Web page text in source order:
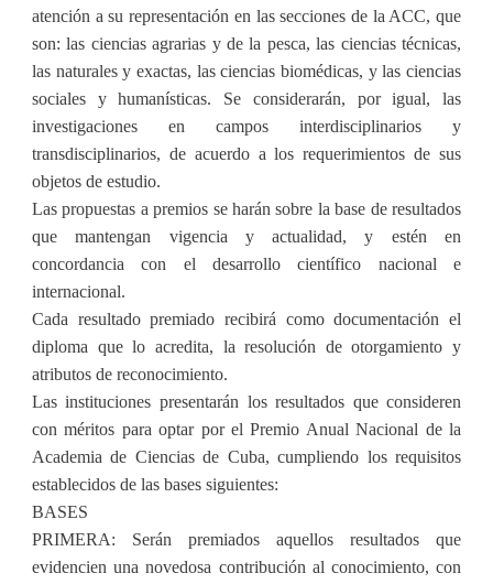
atención a su representación en las secciones de la ACC, que
son: las ciencias agrarias y de la pesca, las ciencias técnicas,
las naturales y exactas, las ciencias biomédicas, y las ciencias
sociales y humanísticas. Se considerarán, por igual, las
investigaciones en campos interdisciplinarios y
transdisciplinarios, de acuerdo a los requerimientos de sus
objetos de estudio.
Las propuestas a premios se harán sobre la base de resultados
que mantengan vigencia y actualidad, y estén en
concordancia con el desarrollo científico nacional e
internacional.
Cada resultado premiado recibirá como documentación el
diploma que lo acredita, la resolución de otorgamiento y
atributos de reconocimiento.
Las instituciones presentarán los resultados que consideren
con méritos para optar por el Premio Anual Nacional de la
Academia de Ciencias de Cuba, cumpliendo los requisitos
establecidos de las bases siguientes:
BASES
PRIMERA: Serán premiados aquellos resultados que
evidencien una novedosa contribución al conocimiento, con